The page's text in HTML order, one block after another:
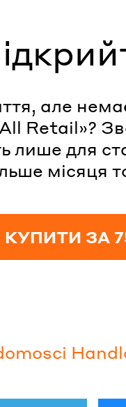
але
Retail»?
лише для
місяця
КУПИТИ ЗА